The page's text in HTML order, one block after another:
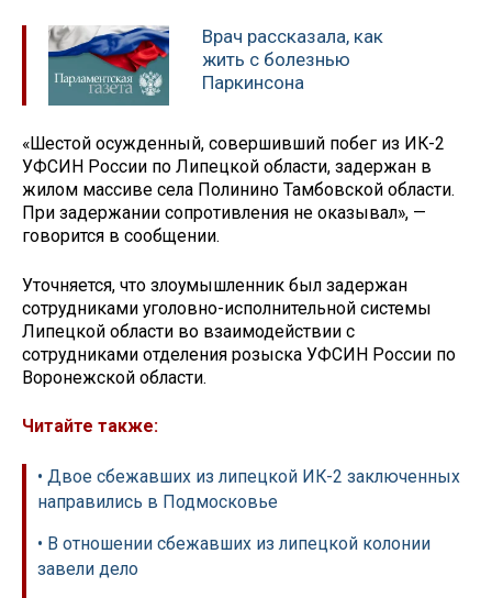
Врач рассказала, как
жить с болезнью
Паркинсона
«Шестой осужденный, совершивший побег из ИК-2
УФСИН России по Липецкой области, задержан в
жилом массиве села Полинино Тамбовской области.
При задержании сопротивления не оказывал», —
говорится в сообщении.
Уточняется, что злоумышленник был задержан
сотрудниками уголовно-исполнительной системы
Липецкой области во взаимодействии с
сотрудниками отделения розыска УФСИН России по
Воронежской области.
Читайте также:
• Двое сбежавших из липецкой ИК-2 заключенных
направились в Подмосковье
• В отношении сбежавших из липецкой колонии
завели дело